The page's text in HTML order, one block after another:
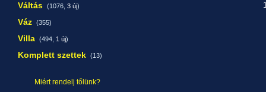
Váltás (1076, 3 új)
Váz (355)
Villa (494, 1 új)
Komplett szettek (13)
Miért rendelj tőlünk?